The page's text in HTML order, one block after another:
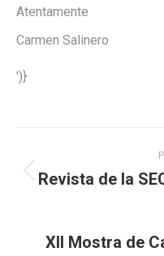
Atentamente
Carmen Salinero
')}
navigation
Revista de la
XII Mostra de